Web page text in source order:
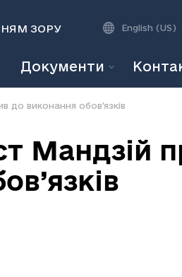
ЗОРУ
К К A A A
English (US)
Документи
виконання обов’язків
Мандзій